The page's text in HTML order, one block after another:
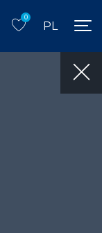
0
PL